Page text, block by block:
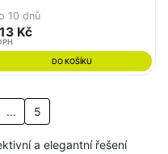
10 dnů
Kč
DO KOŠÍKU
... 5
a elegantní řešení